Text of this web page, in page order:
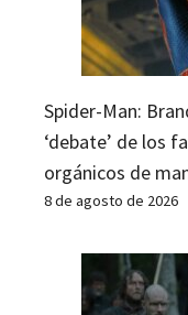
Spider-Man:
‘debate’ de los
orgánicos de
8 de agosto de 2026